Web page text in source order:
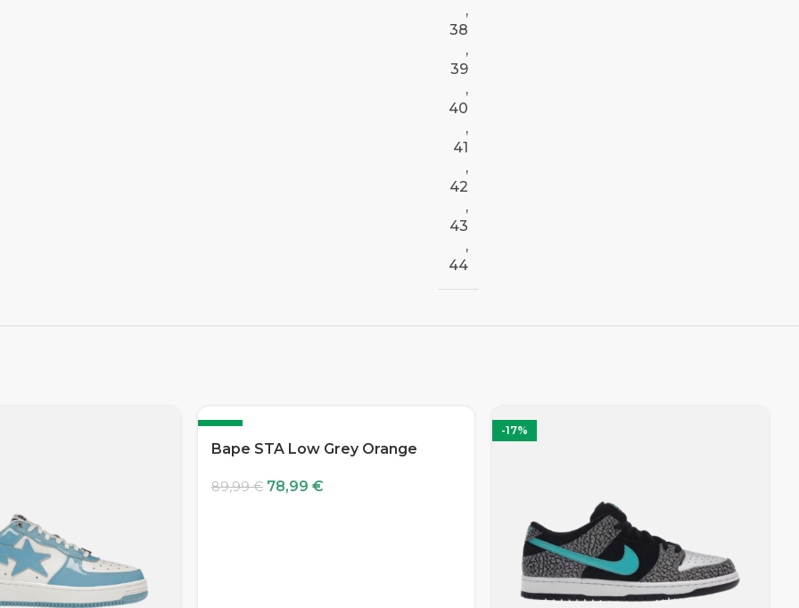
,
38
,
39
,
40
,
41
,
42
,
43
,
44
-12%
Bape STA Low Grey Orange
89,99€ 78,99 €
-17%